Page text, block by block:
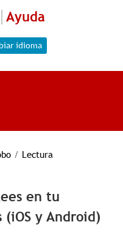
Ayuda
idioma
/ Lectura
en tu
(iOS y Android)